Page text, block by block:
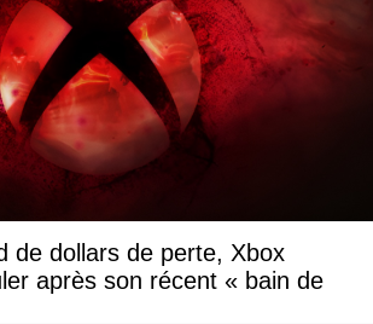
de dollars de perte, Xbox
après son récent « bain de